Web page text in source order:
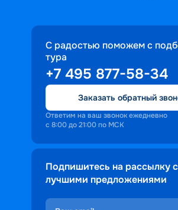
на борту.
С радостью поможем с
тура
+7 495 877-58-34
Заказать обратный
Ответим на ваш звонок ежедневно
с 8:00 до 21:00 по МСК
Подпишитесь на рассылку с
лучшими предложениями